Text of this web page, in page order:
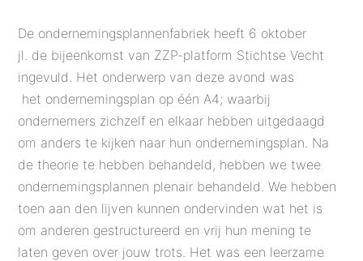
De ondernemingsplannenfabriek heeft 6 oktober
jl. de bijeenkomst van ZZP-platform Stichtse Vecht
ingevuld. Het onderwerp van deze avond was
het ondernemingsplan op één A4; waarbij
ondernemers zichzelf en elkaar hebben uitgedaagd
om anders te kijken naar hun ondernemingsplan. Na
de theorie te hebben behandeld, hebben we twee
ondernemingsplannen plenair behandeld. We hebben
toen aan den lijven kunnen ondervinden wat het is
om anderen gestructureerd en vrij hun mening te
laten geven over jouw trots. Het was een leerzame